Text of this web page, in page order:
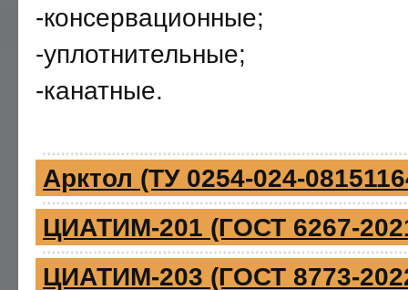
-консервационные;
-уплотнительные;
-канатные.
Арктол (ТУ 0254-024-
ЦИАТИМ-201 (ГОСТ 6267-
ЦИАТИМ-203 (ГОСТ 8773-